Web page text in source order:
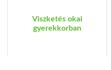
Viszketés okai
gyerekkorban